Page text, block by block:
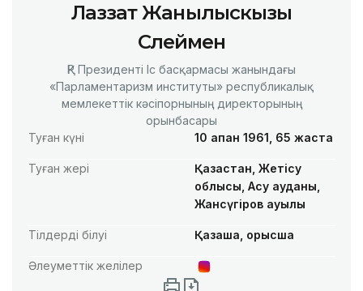
Лаззат Жанылыскызы
Сүлеймен
ҚР Президенті Іс басқармасы жанындағы
«Парламентаризм институты» республикалық
мемлекеттік кәсіпорнының директорының
орынбасары
Туған күні
10 ақпан 1961, 65 жаста
Туған жері
Қазақстан, Жетісу
облысы, Ақсу ауданы,
Жансүгіров ауылы
Тілдерді білуі Қазақша, орысша
Әлеуметтік желілер